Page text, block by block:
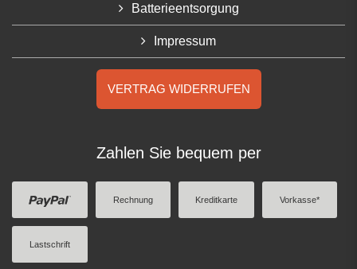
Batterieentsorgung
Impressum
VERTRAG WIDERRUFEN
Zahlen Sie bequem per
Rechnung Kreditkarte Vorkasse*
Lastschrift